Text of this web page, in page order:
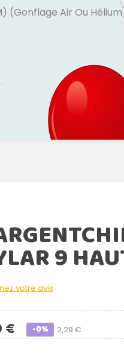
(Gonflage Air Ou
9
votre avis
2,29 €
€ -0%